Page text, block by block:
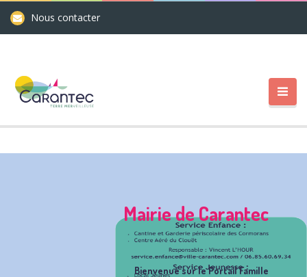
Nous contacter
Mairie de Carantec
Bienvenue sur le Portail Famille